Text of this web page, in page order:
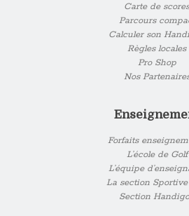
Carte de scores
Parcours
Calculer son
Règles locales
Pro Shop
Nos
Forfaits
L’école de Golf
L’équipe
La section
Section